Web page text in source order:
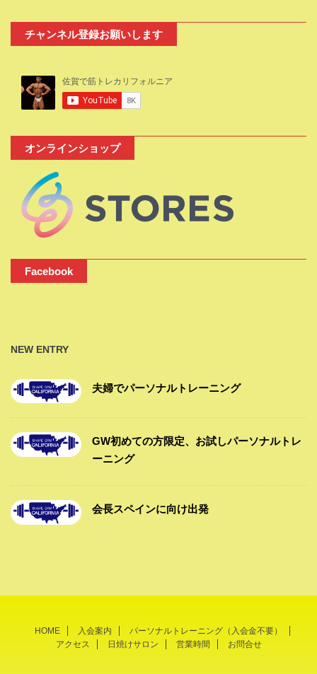
チャンネル登録お願いします
オンラインショップ
Facebook
NEW ENTRY
夫婦でパーソナルトレーニング
GW初めての方限定、お試しパーソナルトレ
ーニング
会長スペインに向け出発
HOME 入会案内
パーソナルトレーニング（入会金不要）
アクセス
日焼けサロン 営業時間 お問合せ